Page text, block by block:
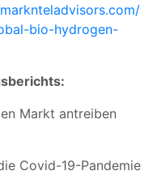
bio-hydrogen-
Markt antreiben
Covid-19-Pandemie